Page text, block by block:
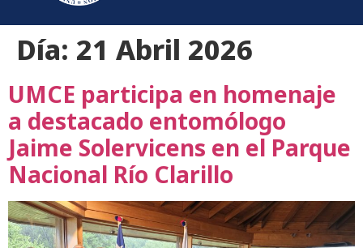
Día: 21 Abril 2026
UMCE participa en homenaje
a destacado entomólogo
Jaime Solervicens en el Parque
Nacional Río Clarillo